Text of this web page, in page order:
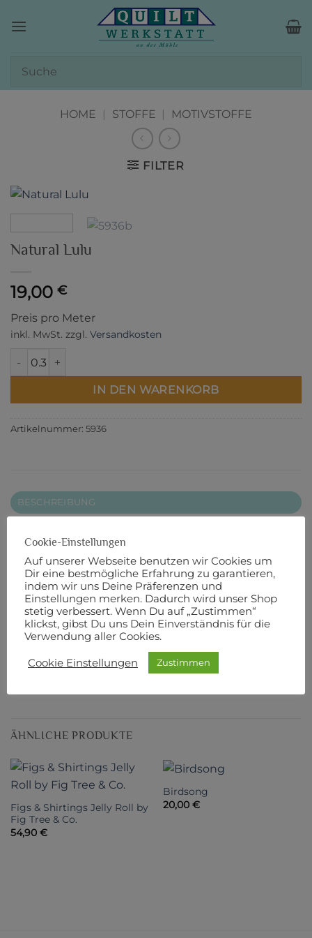
Inhalt
HOME | STOFFE | MOTIVSTOFFE
FILTER
Natural Lulu
19,00 €
Preis pro Meter
inkl. MwSt. zzgl. Versandkosten
Natural Lulu Menge
IN DEN WARENKORB
Artikelnummer: 5936
BESCHREIBUNG
PRODUKTSICHERHEIT
110 cm Breite
100% Baumwolle
Designer: Danish Design
ÄHNLICHE PRODUKTE
Figs & Shirtings Jelly Roll by
Fig Tree & Co.
54,90 €
Birdsong
20,00 €
Cookie-Einstellungen
Auf unserer Webseite benutzen wir Cookies um
Dir eine bestmögliche Erfahrung zu garantieren,
indem wir uns Deine Präferenzen und
Einstellungen merken. Dadurch wird unser Shop
stetig verbessert. Wenn Du auf „Zustimmen“
klickst, gibst Du uns Dein Einverständnis für die
Verwendung aller Cookies.
Cookie Einstellungen Zustimmen